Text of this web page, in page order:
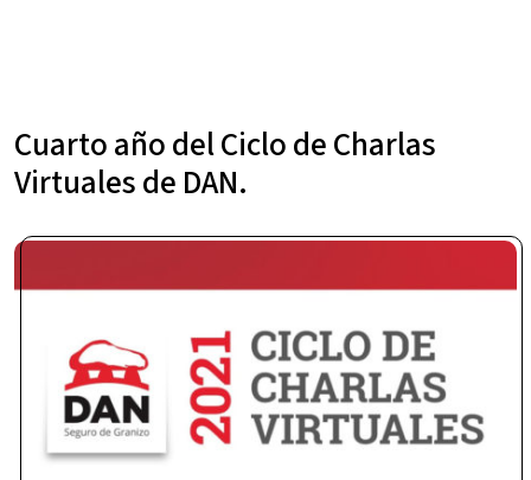
Cuarto año del Ciclo de Charlas
Virtuales de DAN.